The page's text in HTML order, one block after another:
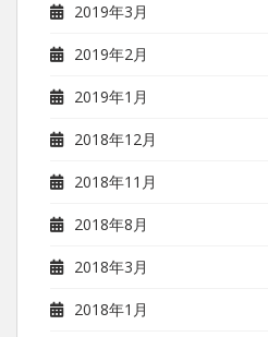
2019年3月
2019年2月
2019年1月
2018年12月
2018年11月
2018年8月
2018年3月
2018年1月